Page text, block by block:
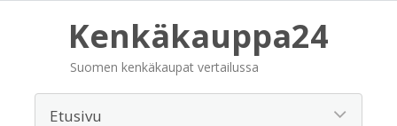
Kenkäkauppa24
Suomen kenkäkaupat vertailussa